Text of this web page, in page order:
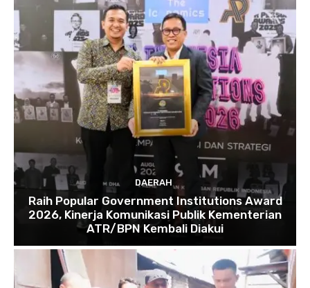
DAERAH
Raih Popular Government Institutions Award
2026, Kinerja Komunikasi Publik Kementerian
ATR/BPN Kembali Diakui